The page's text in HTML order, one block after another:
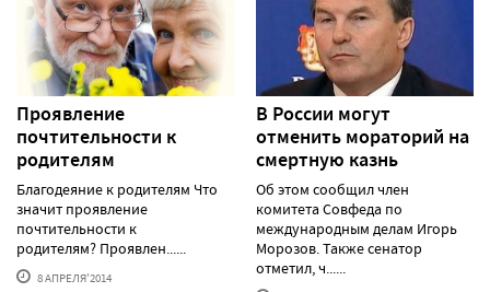
Проявление
почтительности к
родителям
Благодеяние к родителям Что
значит проявление
почтительности к
родителям? Проявлен......
8 АПРЕЛЯ'2014
В России могут
отменить мораторий на
смертную казнь
Об этом сообщил член
комитета Совфеда по
международным делам Игорь
Морозов. Также сенатор
отметил, ч......